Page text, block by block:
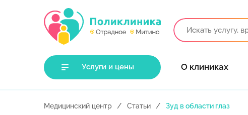
Услуги и цены О клиниках
Медицинский центр Статьи Зуд в области глаз